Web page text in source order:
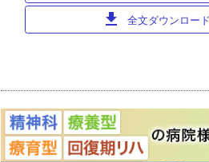
download 全文ダウンロー